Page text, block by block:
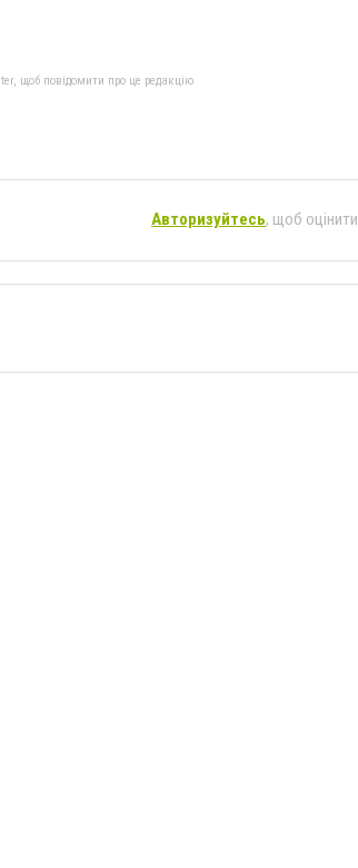
щоб повідомити про це редакцію
Авторизуйтесь, щоб оцінити